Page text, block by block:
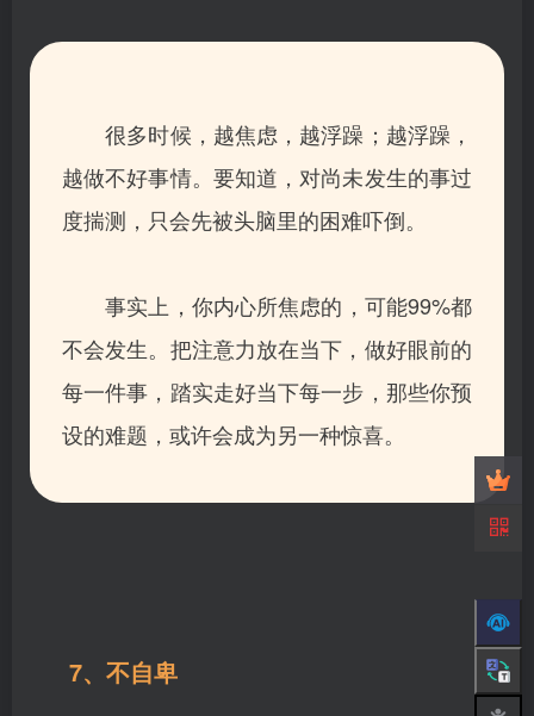
很多时候，越焦虑，越浮躁；越浮躁，
越做不好事情。要知道，对尚未发生的事过
度揣测，只会先被头脑里的困难吓倒。
事实上，你内心所焦虑的，可能99%都
不会发生。把注意力放在当下，做好眼前的
每一件事，踏实走好当下每一步，那些你预
设的难题，或许会成为另一种惊喜。
7、不自卑